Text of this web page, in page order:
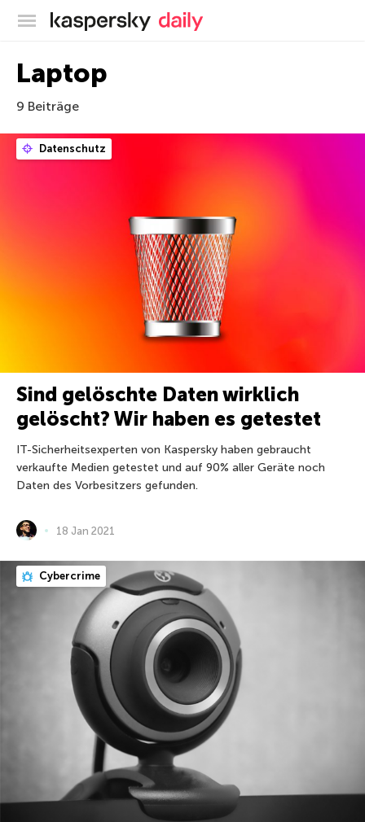
Offizieller Blog von Kaspersky
Laptop
9 Beiträge
Datenschutz
Sind gelöschte Daten wirklich
gelöscht? Wir haben es getestet
IT-Sicherheitsexperten von Kaspersky haben gebraucht
verkaufte Medien getestet und auf 90% aller Geräte noch
Daten des Vorbesitzers gefunden.
18 Jan 2021
Cybercrime